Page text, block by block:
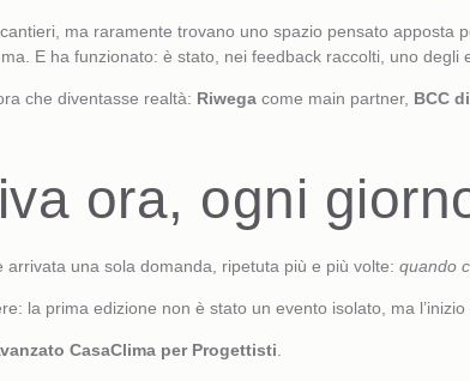
ma raramente trovano uno spazio pensato
E ha funzionato: è stato, nei feedback raccolti, uno degli
che diventasse realtà: Riwega come main partner, BCC
ora, ogni
una sola domanda, ripetuta più e più volte: quando
la prima edizione non è stato un evento isolato, ma
CasaClima per Progettisti.